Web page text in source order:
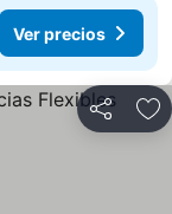
Ver precios
Compartir